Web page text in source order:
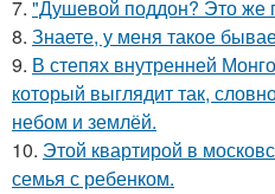
7. "Душевой поддон? Это же
8. Знаете, у меня такое
9. В степях внутренней
который выглядит так,
небом и землёй.
10. Этой квартирой в
семья с ребенком.